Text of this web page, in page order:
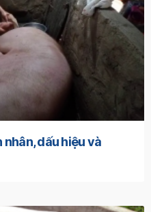
nhân, dấu hiệu và